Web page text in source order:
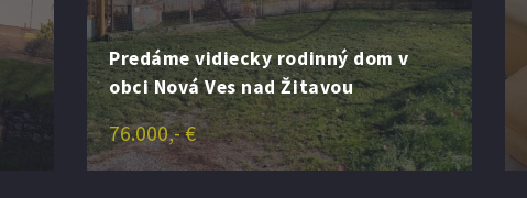
Predáme vidiecky rodinný dom v
obci Nová Ves nad Žitavou
76.000,- €